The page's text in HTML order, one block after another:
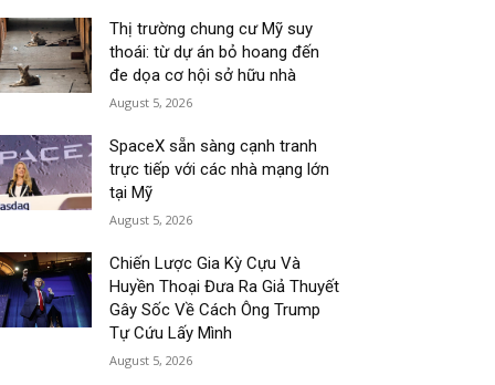
Thị trường chung cư Mỹ suy
thoái: từ dự án bỏ hoang đến
đe dọa cơ hội sở hữu nhà
August 5, 2026
SpaceX sẵn sàng cạnh tranh
trực tiếp với các nhà mạng lớn
tại Mỹ
August 5, 2026
Chiến Lược Gia Kỳ Cựu Và
Huyền Thoại Đưa Ra Giả Thuyết
Gây Sốc Về Cách Ông Trump
Tự Cứu Lấy Mình
August 5, 2026